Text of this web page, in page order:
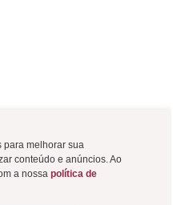
para melhorar sua
conteúdo e anúncios. Ao
a nossa política de